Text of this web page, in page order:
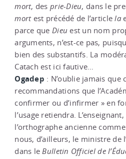
mort, desprie-Dieu, dans le
mortest précédé de l’articlela
parce que Dieu est un nom
arguments, n’est-ce pas,
bien des substantifs. La
Catach est ici fautive…
Ogadep : N’oublie jamais que
recommandations que
confirmer ou d’infirmer » en
l’usage retiendra.
l’orthographe ancienne
nous, d’ailleurs, le ministre de
dans leBulletin Officiel de